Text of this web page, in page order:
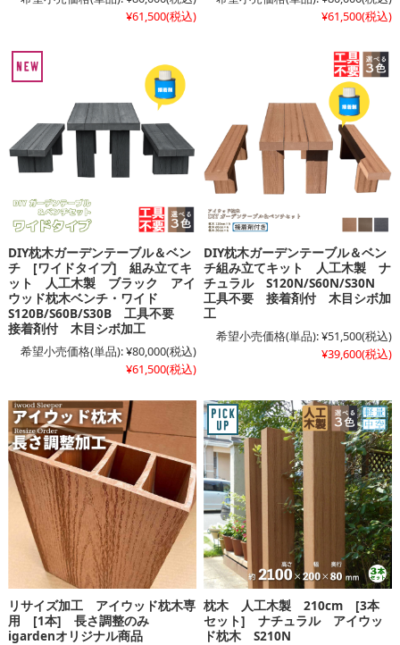
¥61,500(税込)
¥61,500(税込)
DIY枕木ガーデンテーブル＆ベン
チ [ワイドタイプ] 組み立てキ
ット 人工木製 ブラック アイ
ウッド枕木ベンチ・ワイド
S120B/S60B/S30B 工具不要
接着剤付 木目シボ加工
希望小売価格(単品):¥80,000(税込)
¥61,500(税込)
DIY枕木ガーデンテーブル＆ベン
チ組み立てキット 人工木製 ナ
チュラル S120N/S60N/S30N
工具不要 接着剤付 木目シボ加
工
希望小売価格(単品):¥51,500(税込)
¥39,600(税込)
リサイズ加工 アイウッド枕木専
用 [1本] 長さ調整のみ
igardenオリジナル商品
枕木 人工木製 210cm [3本
セット] ナチュラル アイウッ
ド枕木 S210N